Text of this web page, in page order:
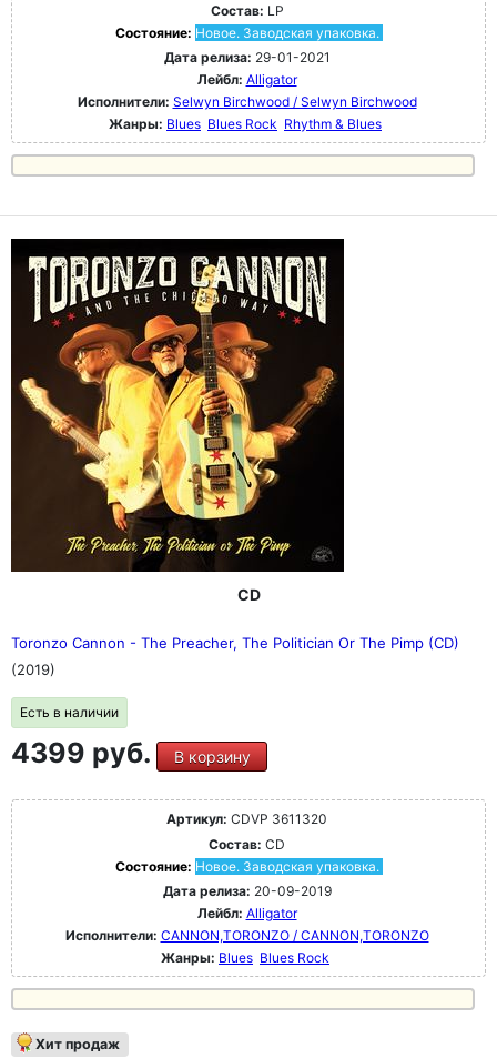
Состав: LP
Состояние: Новое. Заводская упаковка.
Дата релиза: 29-01-2021
Лейбл: Alligator
Исполнители: Selwyn Birchwood / Selwyn Birchwood
Жанры: Blues Blues Rock Rhythm & Blues
CD
Toronzo Cannon - The Preacher, The Politician Or The Pimp (CD)
(2019)
Есть в наличии
4399 руб. В корзину
Артикул: CDVP 3611320
Состав: CD
Состояние: Новое. Заводская упаковка.
Дата релиза: 20-09-2019
Лейбл: Alligator
Исполнители: CANNON,TORONZO / CANNON,TORONZO
Жанры: Blues Blues Rock
Хит продаж